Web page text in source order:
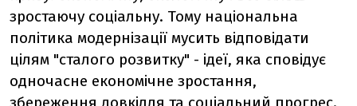
зростаючу соціальну. Тому національна
політика модернізації мусить відповідати
цілям "сталого розвитку" - ідеї, яка сповідує
одночасне економічне зростання,